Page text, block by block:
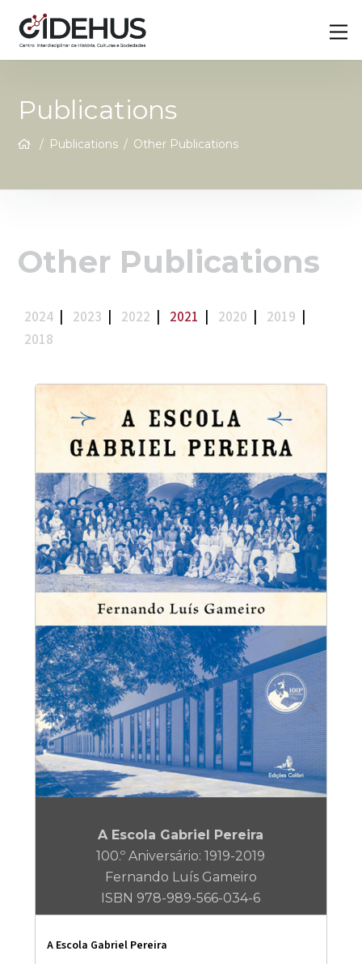
content
Publications
/ Publications / Other Publications
Other Publications
2024 2023 2022 2021 2020 2019
2018
A Escola Gabriel Pereira
100.º Aniversário: 1919-2019
Fernando Luís Gameiro
ISBN 978-989-566-034-6
A Escola Gabriel Pereira